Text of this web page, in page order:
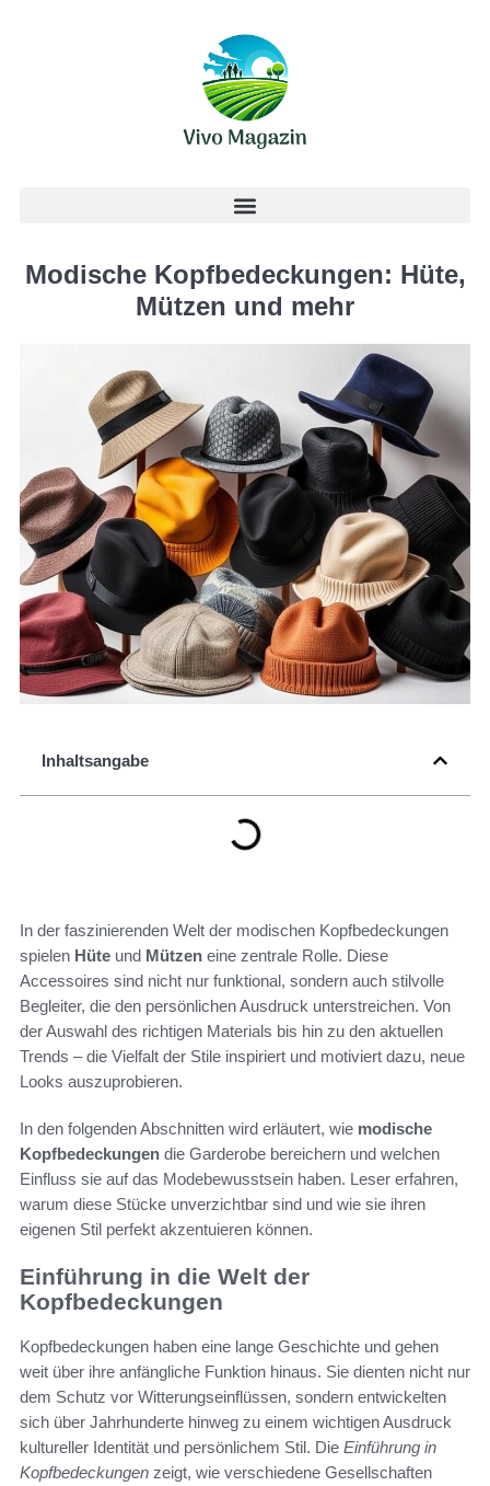
Modische Kopfbedeckungen: Hüte,
Mützen und mehr
Inhaltsangabe
In der faszinierenden Welt der modischen Kopfbedeckungen
spielen Hüte und Mützen eine zentrale Rolle. Diese
Accessoires sind nicht nur funktional, sondern auch stilvolle
Begleiter, die den persönlichen Ausdruck unterstreichen. Von
der Auswahl des richtigen Materials bis hin zu den aktuellen
Trends – die Vielfalt der Stile inspiriert und motiviert dazu, neue
Looks auszuprobieren.
In den folgenden Abschnitten wird erläutert, wie modische
Kopfbedeckungen die Garderobe bereichern und welchen
Einfluss sie auf das Modebewusstsein haben. Leser erfahren,
warum diese Stücke unverzichtbar sind und wie sie ihren
eigenen Stil perfekt akzentuieren können.
Einführung in die Welt der
Kopfbedeckungen
Kopfbedeckungen haben eine lange Geschichte und gehen
weit über ihre anfängliche Funktion hinaus. Sie dienten nicht nur
dem Schutz vor Witterungseinflüssen, sondern entwickelten
sich über Jahrhunderte hinweg zu einem wichtigen Ausdruck
kultureller Identität und persönlichem Stil. Die Einführung in
Kopfbedeckungen zeigt, wie verschiedene Gesellschaften